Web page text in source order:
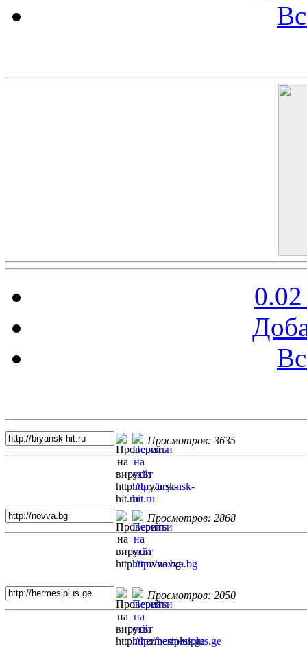
Просмотров: 3635
Просмотров: 2868
Просмотров: 2050